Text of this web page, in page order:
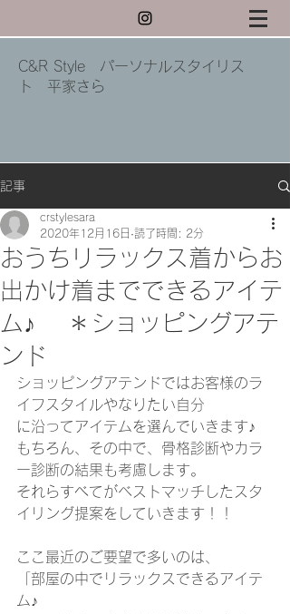
C&R Style パーソナルスタイリス
ト 平家さら
記事
おうちリラックス着からお
出かけ着までできるアイテ
ム♪ ＊ショッピングアテ
ンド
crstylesara
2020年12月16日 読了時間: 2分
ショッピングアテンドではお客様のラ
イフスタイルやなりたい自分
に沿ってアイテムを選んでいきます♪
もちろん、その中で、骨格診断やカラ
ー診断の結果も考慮します。
それらすべてがベストマッチしたスタ
イリング提案をしていきます！！
ここ最近のご要望で多いのは、
「部屋の中でリラックスできるアイテ
ム♪